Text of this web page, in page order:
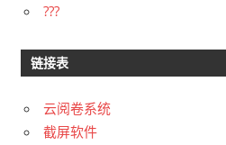
???
链接表
云阅卷系统
截屏软件